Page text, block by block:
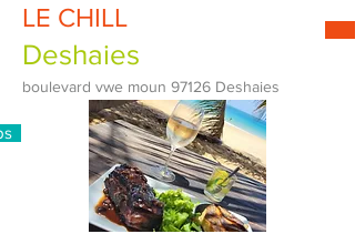
LE CHILL
Deshaies
boulevard vwe moun 97126 Deshaies